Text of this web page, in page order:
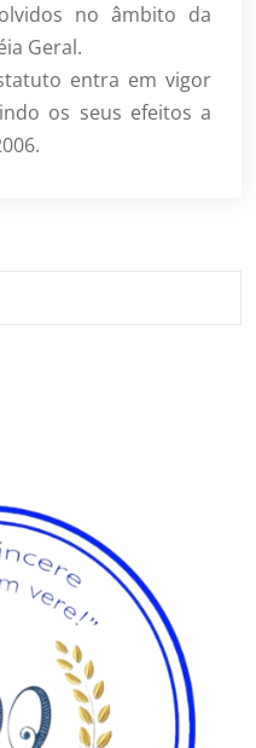
no âmbito da
Geral.
entra em vigor
os seus efeitos a